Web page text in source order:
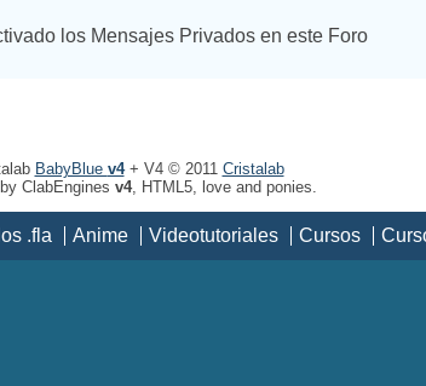
los Mensajes Privados en este Foro
BabyBlue v4+ V4 © 2011 Cristalab
ClabEngines v4, HTML5, love and ponies.
.fla Anime Videotutoriales Cursos